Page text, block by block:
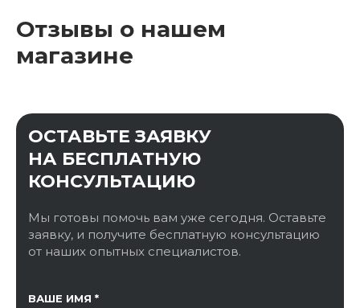
Отзывы о нашем
магазине
ОСТАВЬТЕ ЗАЯВКУ
НА БЕСПЛАТНУЮ
КОНСУЛЬТАЦИЮ
Мы готовы помочь вам уже сегодня. Оставьте
заявку, и получите бесплатную консультацию
от наших опытных специалистов.
ВАШЕ ИМЯ
ССЫЛКА НА СТРАНИЦУ